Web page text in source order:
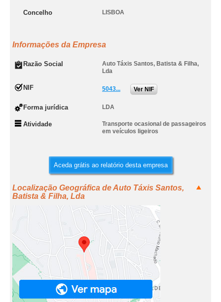
Concelho LISBOA
Informações da Empresa
Razão Social
Auto Táxis Santos, Batista & Filha,
Lda
NIF 5043... Ver NIF
Forma jurídica LDA
Atividade
Transporte ocasional de passageiros
em veículos ligeiros
Aceda grátis ao relatório desta empresa
Localização Geográfica de Auto Táxis Santos,
Batista & Filha, Lda